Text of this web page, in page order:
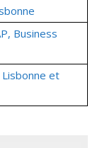
Business
et